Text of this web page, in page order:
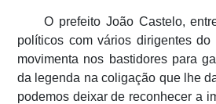
O prefeito João Castelo,
políticos com vários dirigentes
movimenta nos bastidores para
da legenda na coligação que lhe
podemos deixar de reconhecer a